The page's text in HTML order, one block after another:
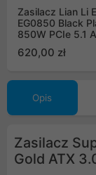
Zasilacz Lian Li
EG0850 Black
850W PCIe 5.1
620,00 zł
Opis
Zasilacz
Gold ATX